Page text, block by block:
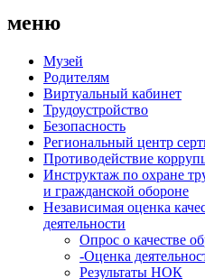
меню
Музей
Родителям
Виртуальный кабинет
Трудоустройство
Безопасность
Региональный центр
Противодействие
Инструктаж по охране
и гражданской обороне
Независимая оценка
деятельности
Опрос о качестве
-Оценка
Результаты НОК